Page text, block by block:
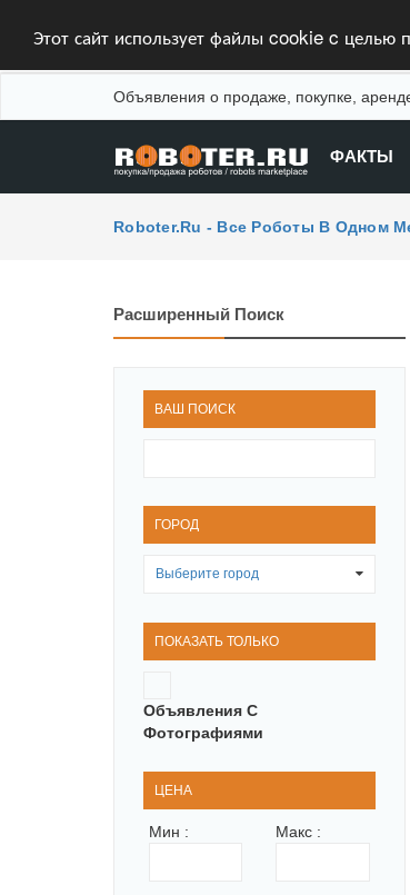
Этот сайт использует файлы cookie c целью
Объявления о продаже, покупке,
ФАКТЫ
Roboter.ru - Все Роботы В Одном
Расширенный Поиск
ВАШ ПОИСК
ГОРОД
Выберите город
ПОКАЗАТЬ ТОЛЬКО
Объявления С
Фотографиями
ЦЕНА
Мин : Макс :